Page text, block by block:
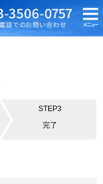
STEP3
完了